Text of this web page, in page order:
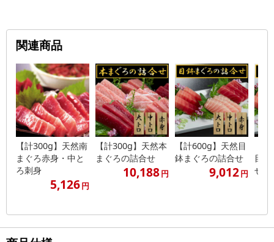
関連商品
【計300g】天然南
まぐろ赤身・中と
ろ刺身
5,126円
【計300g】天然本
まぐろの詰合せ
10,188円
【計600g】天然目
鉢まぐろの詰合せ
9,012円
目
せ